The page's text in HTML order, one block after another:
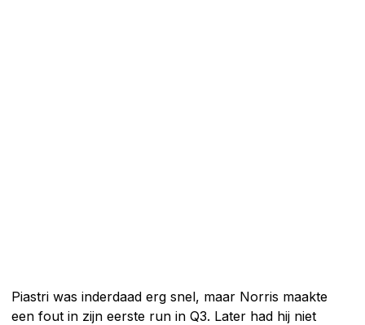
Piastri was inderdaad erg snel, maar Norris maakte
een fout in zijn eerste run in Q3. Later had hij niet